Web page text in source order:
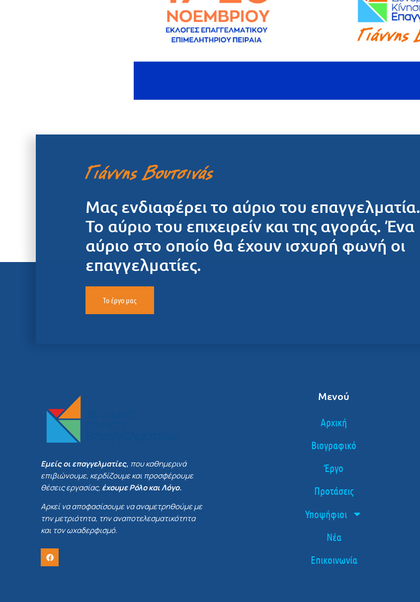
Μας ενδιαφέρει το αύριο του επαγγελματία.
Το αύριο του επιχειρείν και της αγοράς. Ένα
αύριο στο οποίο θα έχουν ισχυρή φωνή οι
επαγγελματίες.
Το έργο μας
Εμείς οι επαγγελματίες, που καθημερινά
επιβιώνουμε, κερδίζουμε και προσφέρουμε
θέσεις εργασίας, έχουμε Ρόλο και Λόγο.
Αρκεί να αποφασίσουμε να αναμετρηθούμε με
την μετριότητα, την αναποτελεσματικότητα
και τον ωχαδερφισμό.
Μενού
Αρχική
Βιογραφικό
Έργο
Προτάσεις
Υποψήφιοι
Νέα
Επικοινωνία